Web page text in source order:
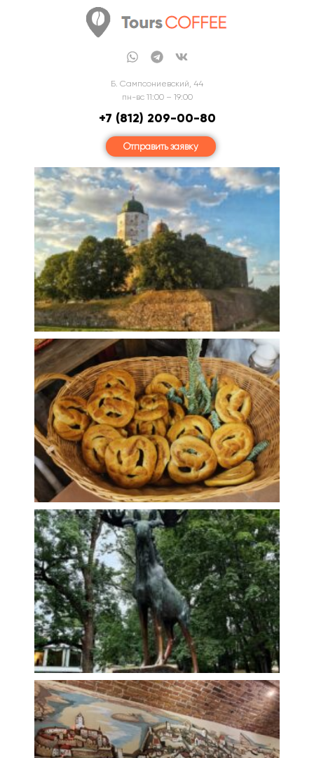
Б. Сампсониевский, 44
пн-вс 11:00 – 19:00
+7 (812) 209-00-80
Отправить заявку